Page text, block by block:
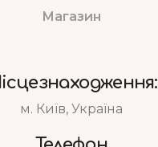
Магазин
м. Київ, Україна